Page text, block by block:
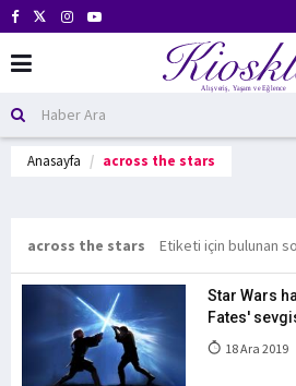
Anasayfa across the stars
across the stars Etiketi için bulunan
Star Wars
Fates'
18 Ara 2019